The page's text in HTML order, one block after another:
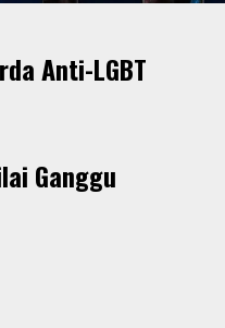
Anti-LGBT
Ganggu